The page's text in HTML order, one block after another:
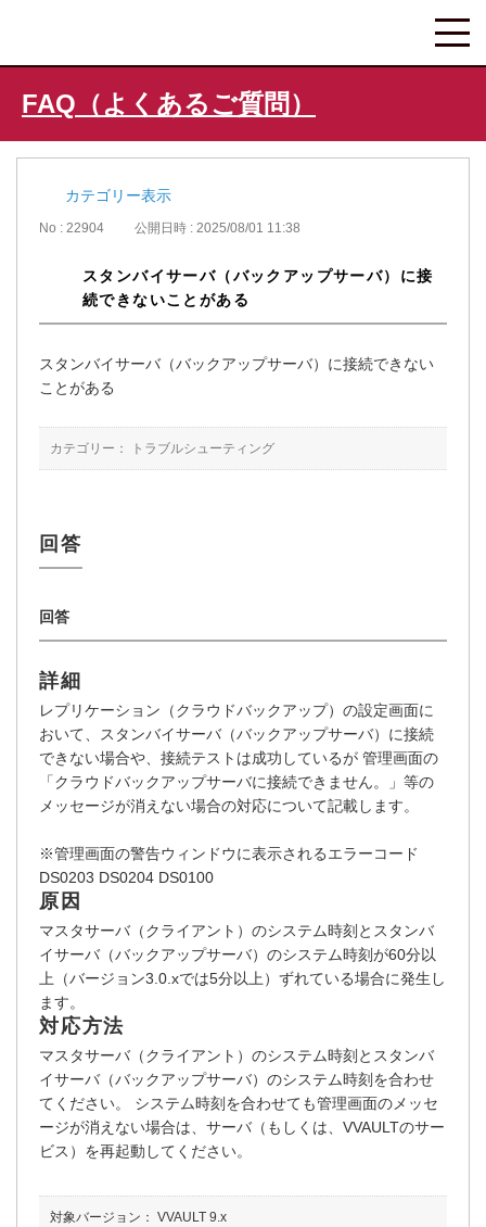
FAQ（よくあるご質問）
カテゴリー表示
No : 22904 公開日時 : 2025/08/01 11:38
スタンバイサーバ（バックアップサーバ）に接
続できないことがある
スタンバイサーバ（バックアップサーバ）に接続できない
ことがある
カテゴリー： トラブルシューティング
詳細
レプリケーション（クラウドバックアップ）の設定画面に
おいて、スタンバイサーバ（バックアップサーバ）に接続
できない場合や、接続テストは成功しているが 管理画面の
「クラウドバックアップサーバに接続できません。」等の
メッセージが消えない場合の対応について記載します。
※管理画面の警告ウィンドウに表示されるエラーコード
DS0203 DS0204 DS0100
原因
マスタサーバ（クライアント）のシステム時刻とスタンバ
イサーバ（バックアップサーバ）のシステム時刻が60分以
上（バージョン3.0.xでは5分以上）ずれている場合に発生し
ます。
対応方法
マスタサーバ（クライアント）のシステム時刻とスタンバ
イサーバ（バックアップサーバ）のシステム時刻を合わせ
てください。 システム時刻を合わせても管理画面のメッセ
ージが消えない場合は、サーバ（もしくは、VVAULTのサー
ビス）を再起動してください。
対象バージョン： VVAULT 9.x